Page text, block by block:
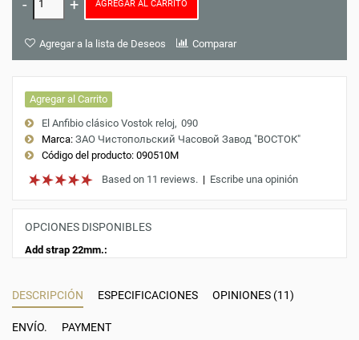
AGREGAR AL CARRITO
Agregar a la lista de Deseos Comparar
Agregar al Carrito
El Anfibio clásico Vostok reloj 090
Marca: ЗАО Чистопольский Часовой Завод "ВОСТОК"
Código del producto: 090510M
Based on 11 reviews. | Escribe una opinión
OPCIONES DISPONIBLES
Add strap 22mm.:
DESCRIPCIÓN ESPECIFICACIONES OPINIONES (11)
ENVÍO. PAYMENT